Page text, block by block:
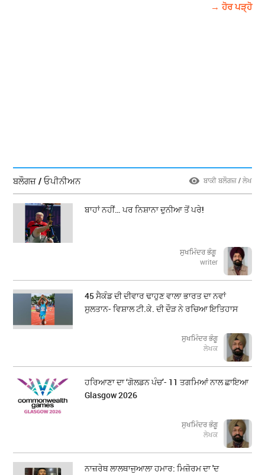
→ ਹੋਰ ਪੜ੍ਹੋ
ਬਲੌਗਜ਼ / ਓਪੀਨੀਅਨ ਬਾਕੀ ਬਲੌਗਜ਼ / ਲੇਖ
ਬਾਹਾਂ ਨਹੀਂ… ਪਰ ਨਿਸ਼ਾਨਾ ਦੁਨੀਆ ਤੋਂ ਪਰੇ!
ਸੁਖਮਿੰਦਰ ਭੰਗੂ
writer
45 ਸੈਕੰਡ ਦੀ ਦੀਵਾਰ ਢਾਹੁਣ ਵਾਲਾ ਭਾਰਤ ਦਾ ਨਵਾਂ
ਸੁਲਤਾਨ- ਵਿਸ਼ਾਲ ਟੀ.ਕੇ. ਦੀ ਦੌੜ ਨੇ ਰਚਿਆ ਇਤਿਹਾਸ
ਸੁਖਮਿੰਦਰ ਭੰਗੂ
ਲੇਖਕ
ਹਰਿਆਣਾ ਦਾ ‘ਗੋਲਡਨ ਪੰਚ’- 11 ਤਗਮਿਆਂ ਨਾਲ ਛਾਇਆ
Glasgow 2026
ਸੁਖਮਿੰਦਰ ਭੰਗੂ
ਲੇਖਕ
ਨਾਜ਼ਰੇਥ ਲਾਲਥਾਜੁਆਲਾ ਹਮਾਰ: ਮਿਜ਼ੋਰਮ ਦਾ 'ਦ